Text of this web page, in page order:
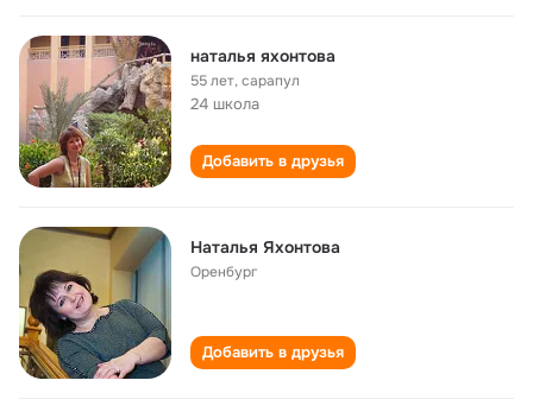
наталья яхонтова
55 лет,сарапул
24 школа
Добавить в друзья
Наталья Яхонтова
Оренбург
Добавить в друзья